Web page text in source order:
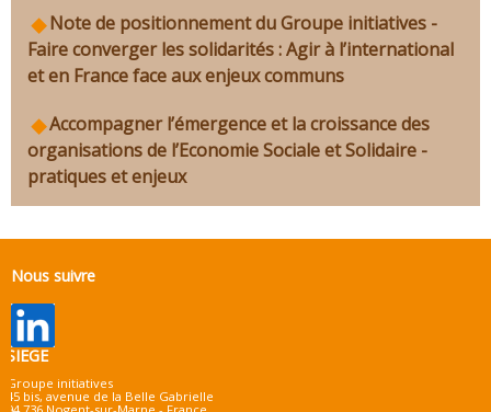
Note de positionnement du Groupe initiatives -
Faire converger les solidarités : Agir à l’international
et en France face aux enjeux communs
Accompagner l’émergence et la croissance des
organisations de l’Economie Sociale et Solidaire -
pratiques et enjeux
Nous suivre
SIEGE
Groupe initiatives
45 bis, avenue de la Belle Gabrielle